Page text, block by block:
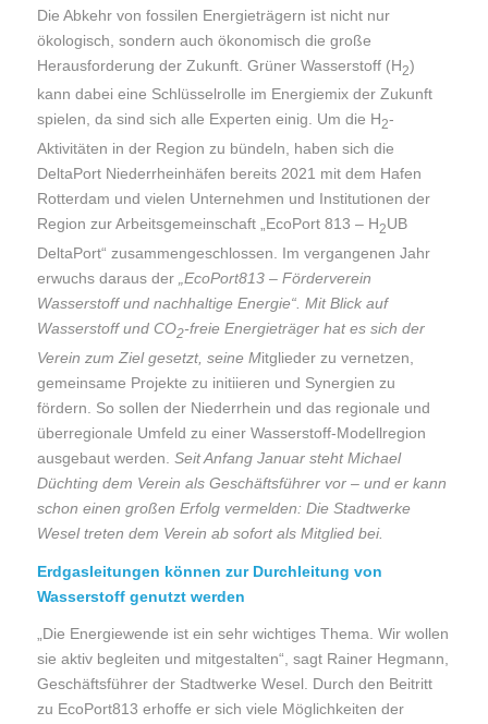
Die Abkehr von fossilen Energieträgern ist nicht nur
ökologisch, sondern auch ökonomisch die große
Herausforderung der Zukunft. Grüner Wasserstoff (H2)
kann dabei eine Schlüsselrolle im Energiemix der Zukunft
spielen, da sind sich alle Experten einig. Um die H2-
Aktivitäten in der Region zu bündeln, haben sich die
DeltaPort Niederrheinhäfen bereits 2021 mit dem Hafen
Rotterdam und vielen Unternehmen und Institutionen der
Region zur Arbeitsgemeinschaft „EcoPort 813 – H2UB
DeltaPort“ zusammengeschlossen. Im vergangenen Jahr
erwuchs daraus der „EcoPort813 – Förderverein
Wasserstoff und nachhaltige Energie“. Mit Blick auf
Wasserstoff und CO2-freie Energieträger hat es sich der
Verein zum Ziel gesetzt, seine Mitglieder zu vernetzen,
gemeinsame Projekte zu initiieren und Synergien zu
fördern. So sollen der Niederrhein und das regionale und
überregionale Umfeld zu einer Wasserstoff-Modellregion
ausgebaut werden. Seit Anfang Januar steht Michael
Düchting dem Verein als Geschäftsführer vor – und er kann
schon einen großen Erfolg vermelden: Die Stadtwerke
Wesel treten dem Verein ab sofort als Mitglied bei.
Erdgasleitungen können zur Durchleitung von
Wasserstoff genutzt werden
„Die Energiewende ist ein sehr wichtiges Thema. Wir wollen
sie aktiv begleiten und mitgestalten“, sagt Rainer Hegmann,
Geschäftsführer der Stadtwerke Wesel. Durch den Beitritt
zu EcoPort813 erhoffe er sich viele Möglichkeiten der